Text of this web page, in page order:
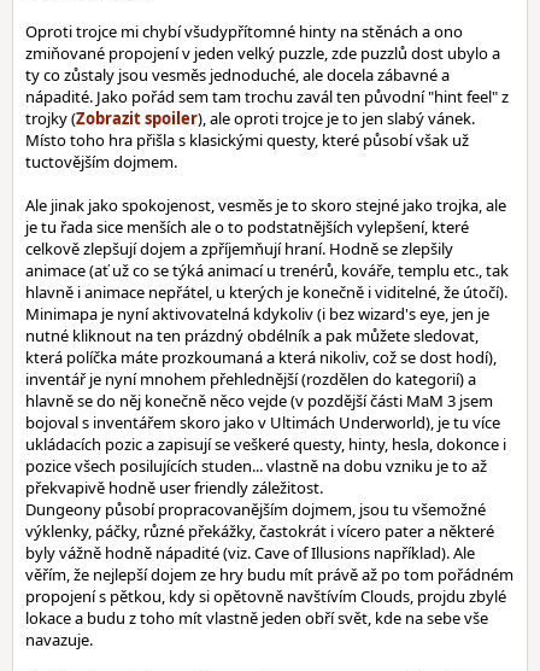
Oproti trojce mi chybí všudypřítomné hinty na stěnách a ono
zmiňované propojení v jeden velký puzzle, zde puzzlů dost ubylo a
ty co zůstaly jsou vesměs jednoduché, ale docela zábavné a
nápadité. Jako pořád sem tam trochu zavál ten původní "hint feel" z
trojky (
), ale oproti trojce je to jen slabý vánek.
Místo toho hra přišla s klasickými questy, které působí však už
tuctovějším dojmem.
Ale jinak jako spokojenost, vesměs je to skoro stejné jako trojka, ale
je tu řada sice menších ale o to podstatnějších vylepšení, které
celkově zlepšují dojem a zpříjemňují hraní. Hodně se zlepšily
animace (ať už co se týká animací u trenérů, kováře, templu etc., tak
hlavně i animace nepřátel, u kterých je konečně i viditelné, že útočí).
Minimapa je nyní aktivovatelná kdykoliv (i bez wizard's eye, jen je
nutné kliknout na ten prázdný obdélník a pak můžete sledovat,
která políčka máte prozkoumaná a která nikoliv, což se dost hodí),
inventář je nyní mnohem přehlednější (rozdělen do kategorií) a
hlavně se do něj konečně něco vejde (v pozdější části MaM 3 jsem
bojoval s inventářem skoro jako v Ultimách Underworld), je tu více
ukládacích pozic a zapisují se veškeré questy, hinty, hesla, dokonce i
pozice všech posilujících studen... vlastně na dobu vzniku je to až
překvapivě hodně user friendly záležitost.
Dungeony působí propracovanějším dojmem, jsou tu všemožné
výklenky, páčky, různé překážky, častokrát i vícero pater a některé
byly vážně hodně nápadité (viz. Cave of Illusions například). Ale
věřím, že nejlepší dojem ze hry budu mít právě až po tom pořádném
propojení s pětkou, kdy si opětovně navštívím Clouds, projdu zbylé
lokace a budu z toho mít vlastně jeden obří svět, kde na sebe vše
navazuje.